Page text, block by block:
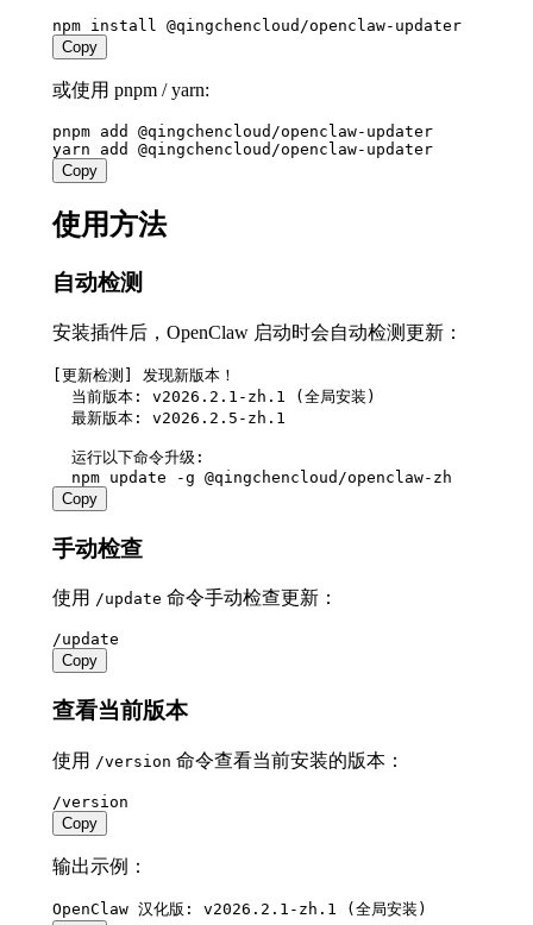
Copy
或使用 pnpm / yarn:
pnpm add @qingchencloud/openclaw-updater
Copy
使用方法
自动检测
安装插件后，OpenClaw 启动时会自动检测更新：
[更新检测] 发现新版本！
  当前版本: v2026.2.1-zh.1 (全局安装)
  最新版本: v2026.2.5-zh.1
  运行以下命令升级:
Copy
手动检查
使用 /update 命令手动检查更新：
Copy
查看当前版本
使用 /version 命令查看当前安装的版本：
Copy
输出示例：